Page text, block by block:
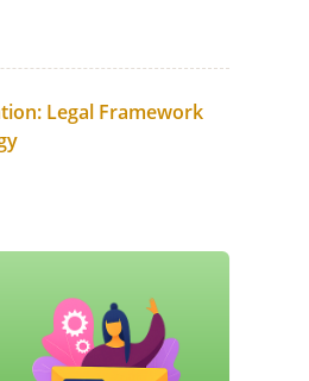
Legal Framework